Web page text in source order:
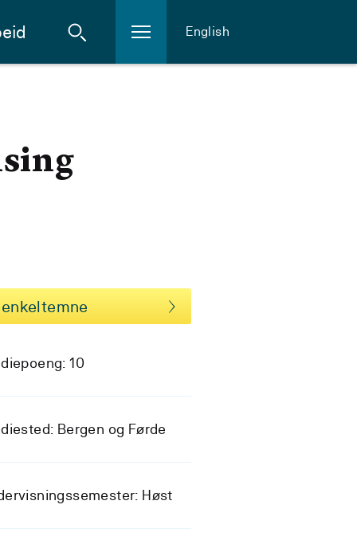
English
10
Bergen og Førde
Høst